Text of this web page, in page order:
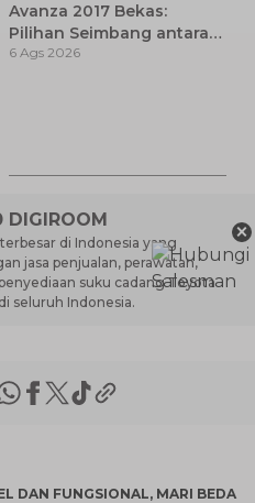
Avanza 2017 Bekas:
Pilihan Seimbang antara
Harga dan Fitur Modern
6 Ags 2026
di Indonesia yang
jasa penjualan, perawatan,
suku cadang Toyota
seluruh Indonesia.
DAN FUNGSIONAL, MARI
×